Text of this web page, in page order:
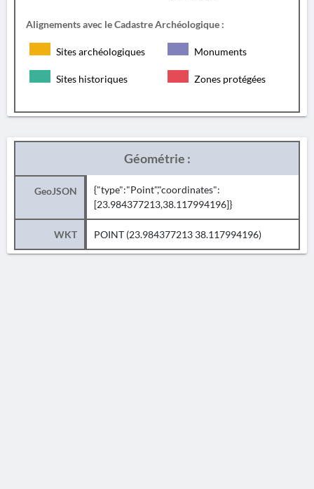
Alignements avec le Cadastre Archéologique :
Sites archéologiques Monuments
Sites historiques Zones protégées
Géométrie :
GeoJSON
{"type":"Point","coordinates":
[23.984377213,38.117994196]}
WKT POINT (23.984377213 38.117994196)